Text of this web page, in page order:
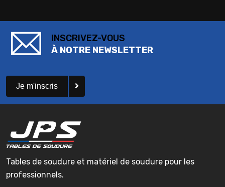
INSCRIVEZ-VOUS
À NOTRE NEWSLETTER
Je m'inscris
Tables de soudure et matériel de soudure pour les
professionnels.